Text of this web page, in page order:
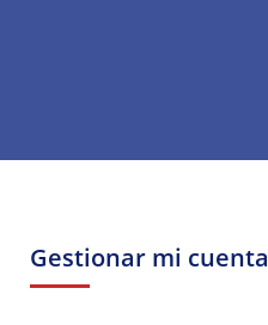
Gestionar mi cuenta